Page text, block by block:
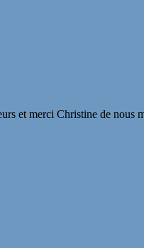
et merci Christine de nous